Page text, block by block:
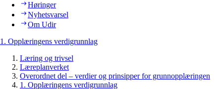
Høringer
Nyhetsvarsel
Om Udir
1. Opplæringens verdigrunnlag
Læring og trivsel
Læreplanverket
Overordnet del – verdier og prinsipper for grunnopplæringen
1. Opplæringens verdigrunnlag